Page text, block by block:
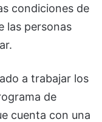
condiciones de
las personas
a trabajar los
de
cuenta con una